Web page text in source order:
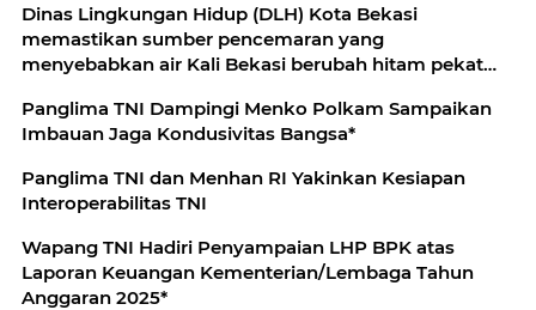
Dinas Lingkungan Hidup (DLH) Kota Bekasi
memastikan sumber pencemaran yang
menyebabkan air Kali Bekasi berubah hitam pekat
Panglima TNI Dampingi Menko Polkam Sampaikan
Imbauan Jaga Kondusivitas Bangsa*
Panglima TNI dan Menhan RI Yakinkan Kesiapan
Interoperabilitas TNI
Wapang TNI Hadiri Penyampaian LHP BPK atas
Laporan Keuangan Kementerian/Lembaga Tahun
Anggaran 2025*